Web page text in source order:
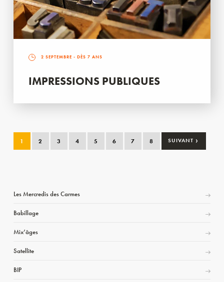
2 SEPTEMBRE - DÈS 7 ANS
IMPRESSIONS PUBLIQUES
1 2 3 4 5 6 7 8 SUIVANT ›
Les Mercredis des Carmes
Babillage
Mix’âges
Satellite
BIP